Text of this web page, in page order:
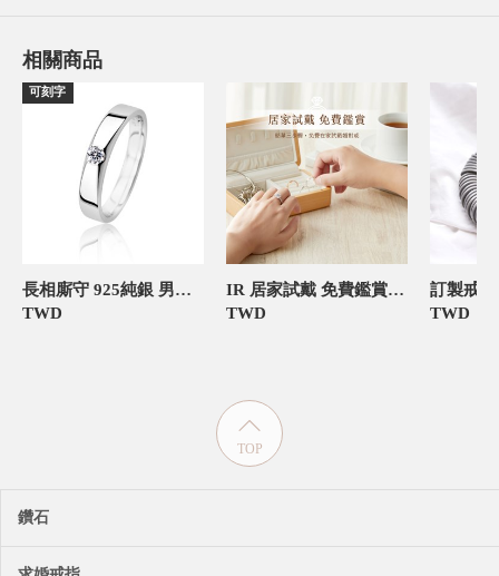
相關商品
可刻字
長相廝守 925純銀 男款定情對戒
TWD
IR 居家試戴 免費鑑賞 僅需支付押金
TWD
TWD
TOP
鑽石